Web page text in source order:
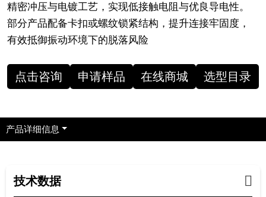
精密冲压与电镀工艺，实现低接触电阻与优良导电性。
部分产品配备卡扣或螺纹锁紧结构，提升连接牢固度，
有效抵御振动环境下的脱落风险
点击咨询 申请样品 在线商城 选型目录
产品详细信息
技术数据